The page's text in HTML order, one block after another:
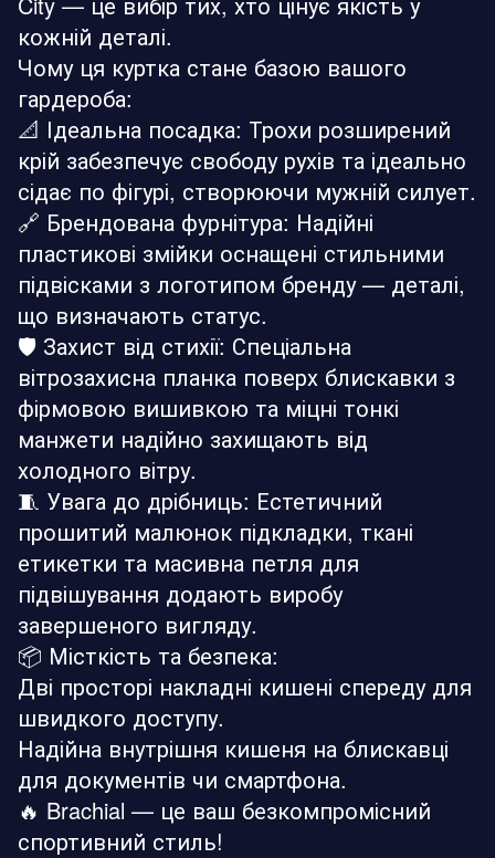
кожній деталі.
Чому ця куртка стане базою вашого
гардероба:
📐 Ідеальна посадка: Трохи розширений
крій забезпечує свободу рухів та ідеально
сідає по фігурі, створюючи мужній силует.
🔗 Брендована фурнітура: Надійні
пластикові змійки оснащені стильними
підвісками з логотипом бренду — деталі,
що визначають статус.
🛡️ Захист від стихії: Спеціальна
вітрозахисна планка поверх блискавки з
фірмовою вишивкою та міцні тонкі
манжети надійно захищають від
холодного вітру.
🧵 Увага до дрібниць: Естетичний
прошитий малюнок підкладки, ткані
етикетки та масивна петля для
підвішування додають виробу
завершеного вигляду.
📦 Місткість та безпека:
Дві просторі накладні кишені спереду для
швидкого доступу.
Надійна внутрішня кишеня на блискавці
для документів чи смартфона.
🔥 Brachial — це ваш безкомпромісний
спортивний стиль!